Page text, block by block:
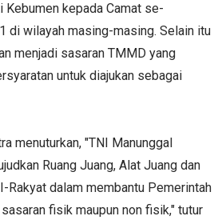
Kebumen kepada Camat se-
di wilayah masing-masing. Selain itu
menjadi sasaran TMMD yang
untuk diajukan sebagai
menuturkan, "TNI Manunggal
Ruang Juang, Alat Juang dan
Rakyat dalam membantu Pemerintah
fisik maupun non fisik," tutur